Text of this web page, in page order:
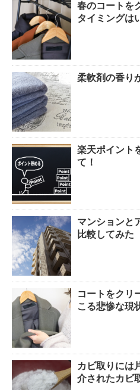
春のコートを
タイミングは
柔軟剤の香り
楽天ポイント
て！
マンションと
比較してみた
コートをクリ
こる悲惨な現
カビ取りには
介されたカビ